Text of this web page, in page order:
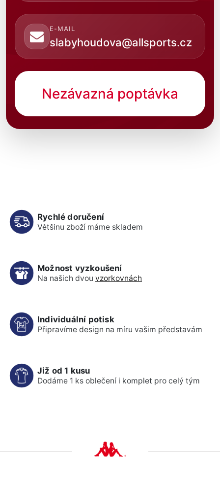
E-MAIL
slabyhoudova@allsports.cz
Nezávazná poptávka
Rychlé doručení
Většinu zboží máme skladem
Možnost vyzkoušení
Na našich dvou vzorkovnách
Individuální potisk
Připravíme design na míru vašim představám
Již od 1 kusu
Dodáme 1 ks oblečení i komplet pro celý tým